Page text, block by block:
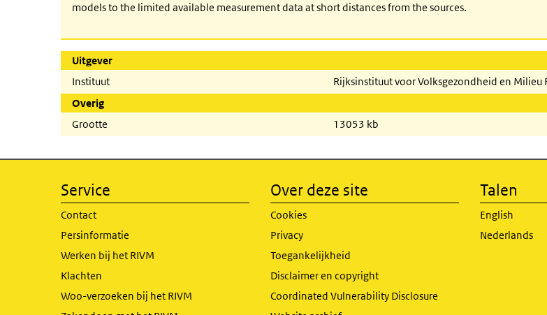
models to the limited available measurement data at short distances from the sources.
Uitgever
Instituut
Rijksinstituut voor Volksgezondheid en Milieu
Overig
Grootte
13053 kb
Service
Contact
Persinformatie
Werken bij het RIVM
Klachten
Woo-verzoeken bij het RIVM
Over deze site
Cookies
Privacy
Toegankelijkheid
Disclaimer en copyright
Coordinated Vulnerability Disclosure
Talen
English
Nederlands